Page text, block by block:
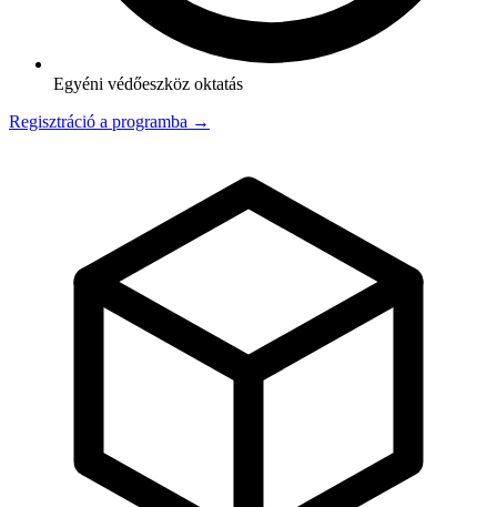
Egyéni védőeszköz oktatás
Regisztráció a programba →